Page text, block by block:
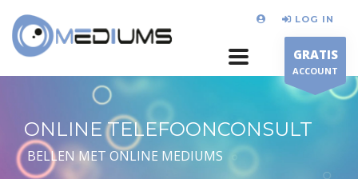
LOG IN
GRATIS
ACCOUNT
ONLINE TELEFOONCONSULT
BELLEN MET ONLINE MEDIUMS